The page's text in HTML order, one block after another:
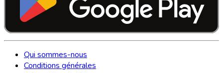
Qui sommes-nous
Conditions générales